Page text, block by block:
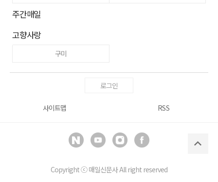
주간매일
고향사랑
구미
로그인
사이트맵 RSS
Copyright ⓒ매일신문사All right reserved